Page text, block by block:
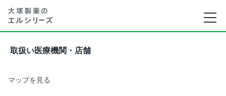
取扱い医療機関・店舗
マップを見る